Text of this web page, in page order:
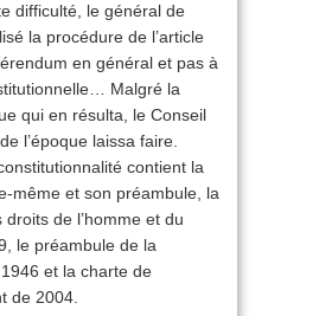
difficulté, le général de
la procédure de l’article
en général et pas à
Malgré la
qui en résulta, le Conseil
l’époque laissa faire.
contient la
même et son préambule, la
de l’homme et du
le préambule de la
et la charte de
de 2004.